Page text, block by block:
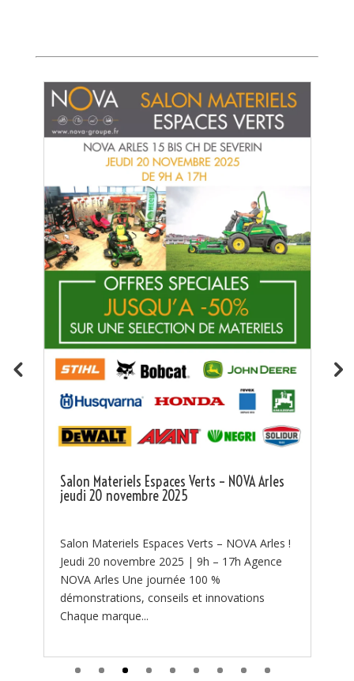
Kit protection incendie groupe incendie
Tsurumi
🔥 NOUVEAUTÉ – Kit de Protection Incendie
Tsurumi disponible chez NOVA ! 🔥 🔥 La lutte
bonne préparation. 🔥 Chaque été, les...